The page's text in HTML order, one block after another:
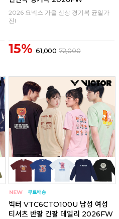
2026 요넥스 가을 신상 경기복 균일가
전!
15% 61,000 72,000
빅터 VTC6CTO100U 남성 여성
티셔츠 반팔 긴팔 데일리 2026FW